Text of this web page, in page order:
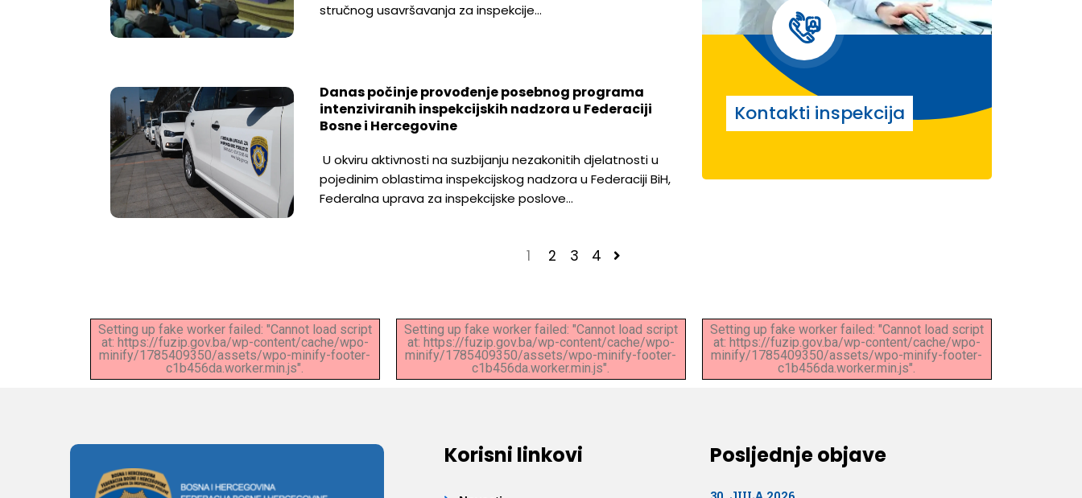
stručnog usavršavanja za inspekcije…
Danas počinje provođenje posebnog programa
intenziviranih inspekcijskih nadzora u Federaciji
Bosne i Hercegovine
U okviru aktivnosti na suzbijanju nezakonitih djelatnosti u
pojedinim oblastima inspekcijskog nadzora u Federaciji BiH,
Federalna uprava za inspekcijske poslove…
1 2 3 4
Kontakti inspekcija
Setting up fake worker failed: "Cannot load script
at: https://fuzip.gov.ba/wp-content/cache/wpo-
minify/1785409350/assets/wpo-minify-footer-
c1b456da.worker.min.js".
Setting up fake worker failed: "Cannot load script
at: https://fuzip.gov.ba/wp-content/cache/wpo-
minify/1785409350/assets/wpo-minify-footer-
c1b456da.worker.min.js".
Setting up fake worker failed: "Cannot load script
at: https://fuzip.gov.ba/wp-content/cache/wpo-
minify/1785409350/assets/wpo-minify-footer-
c1b456da.worker.min.js".
Korisni linkovi Posljednje objave